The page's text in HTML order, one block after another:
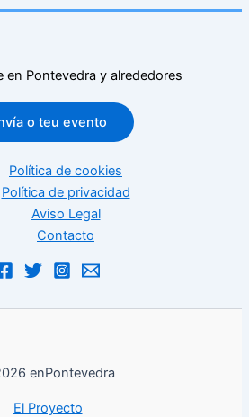
en Pontevedra y alrededores
o teu evento
Política de cookies
Política de privacidad
Aviso Legal
Contacto
enPontevedra
El Proyecto